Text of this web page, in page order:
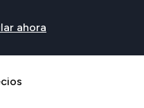
ahora